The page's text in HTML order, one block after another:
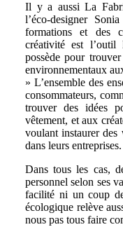
Il y a aussi La
l’éco-designer
formations et des
créativité est l’outil
possède pour
environnementaux
» L’ensemble des
consommateurs,
trouver des idées
vêtement, et aux
voulant instaurer des
dans leurs entreprises.
Dans tous les cas,
personnel selon ses
facilité ni un coup
écologique relève
nous pas tous faire